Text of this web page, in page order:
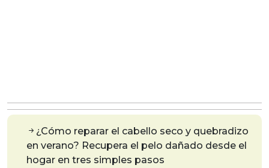
¿Cómo reparar el cabello seco y quebradizo
en verano? Recupera el pelo dañado desde el
hogar en tres simples pasos